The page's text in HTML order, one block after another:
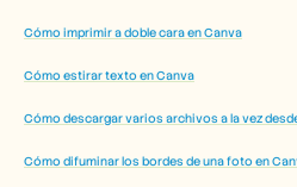
Cómo imprimir a doble cara en Canva
Cómo estirar texto en Canva
Cómo descargar varios archivos a la vez
Cómo difuminar los bordes de una foto en